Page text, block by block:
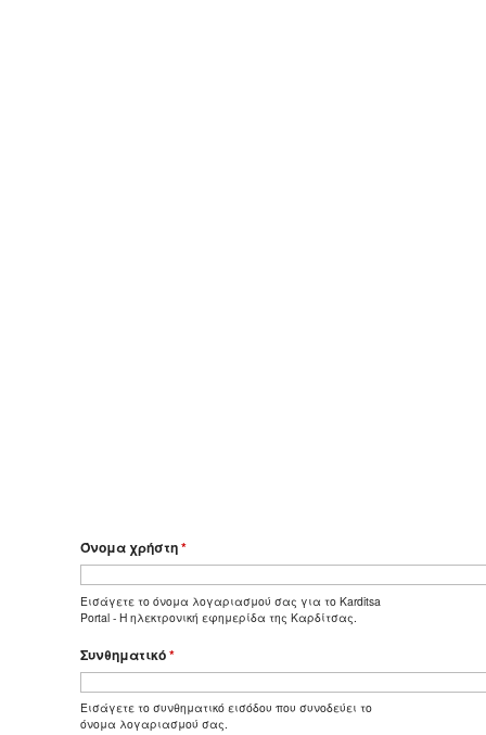
Όνομα χρήστη*
Εισάγετε το όνομα λογαριασμού σας για το Karditsa
Portal - Η ηλεκτρονική εφημερίδα της Καρδίτσας.
Συνθηματικό*
Εισάγετε το συνθηματικό εισόδου που συνοδεύει το
όνομα λογαριασμού σας.